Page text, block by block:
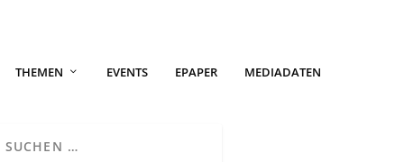
THEMEN EVENTS EPAPER MEDIADATEN